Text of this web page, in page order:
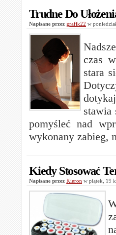
Trudne Do
Napisane przez grafik22 w
czas
stara
stawia
pomyśleć nad
wykonany zabieg,
Kiedy Stosować
Napisane przez Kieron w piątek, 19